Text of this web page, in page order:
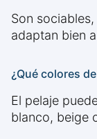
Son
adaptan bien
¿Qué colores
El pelaje
blanco, beige